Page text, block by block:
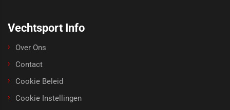
Vechtsport Info
Over Ons
Contact
Cookie Beleid
Cookie Instellingen